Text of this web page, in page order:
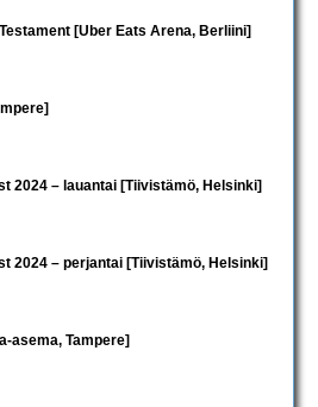
[Uber Eats Arena, Berliini]
2024 – lauantai [Tiivistämö, Helsinki]
2024 – perjantai [Tiivistämö, Helsinki]
asema, Tampere]